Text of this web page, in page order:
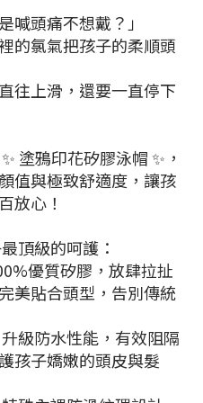
喊頭痛不想戴？」
的氯氣把孩子的柔順頭
往上滑，還要一直停下
塗鴉印花矽膠泳帽 ✨，
值與極致舒適度，讓孩
放心！
頂級的呵護：
優質矽膠，放肆拉扯
美貼合頭型，告別傳統
級防水性能，有效阻隔
孩子嬌嫩的頭皮與髮